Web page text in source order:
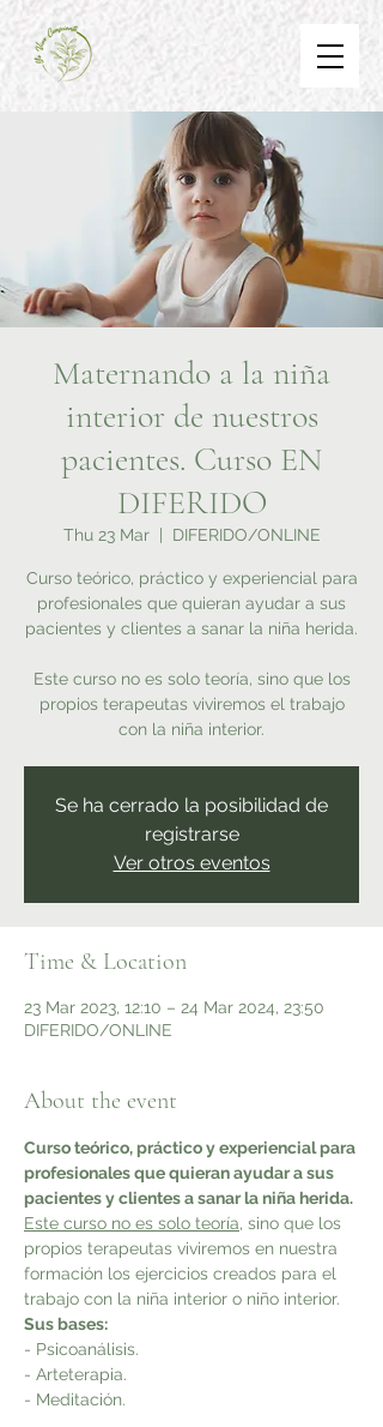
Maternando a la niña
interior de nuestros
pacientes. Curso EN
DIFERIDO
Thu 23 Mar
  |
DIFERIDO/ONLINE
Curso teórico, práctico y experiencial para
profesionales que quieran ayudar a sus
pacientes y clientes a sanar la niña herida.
Este curso no es solo teoría, sino que los
propios terapeutas viviremos el trabajo
Se ha cerrado la posibilidad de
registrarse
Ver otros eventos
Time & Location
23 Mar 2023, 12:10 – 24 Mar 2024, 23:50
DIFERIDO/ONLINE
About the event
Curso teórico, práctico y experiencial para
profesionales que quieran ayudar a sus
pacientes y clientes a sanar la niña herida.
Este curso no es solo teoría, sino que los
propios terapeutas viviremos en nuestra
formación los ejercicios creados para el
trabajo con la niña interior o niño interior.
Sus bases:
- Psicoanálisis.
- Arteterapia.
- Meditación.